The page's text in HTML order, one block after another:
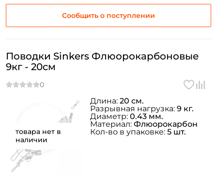
Сообщить о поступлении
товара нет в
наличии
Поводки Sinkers Флюорокарбоновые
9кг - 20см
Длина: 20 см.
Разрывная нагрузка: 9 кг.
Диаметр: 0.43 мм.
Материал: Флюорокарбон
Кол-во в упаковке: 5 шт.